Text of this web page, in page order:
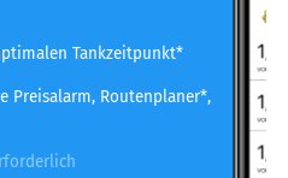
Tankzeitpunkt*
Preisalarm, Routenplaner*,